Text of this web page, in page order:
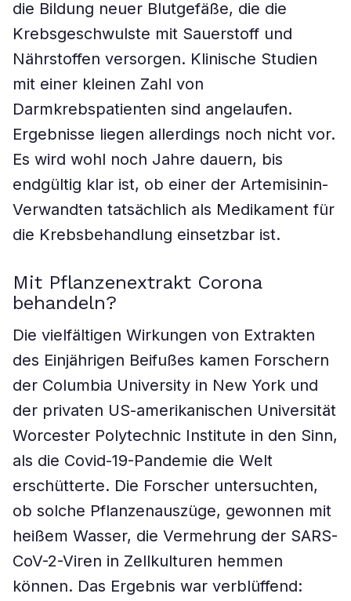
die Bildung neuer Blutgefäße, die die
Krebsgeschwulste mit Sauerstoff und
Nährstoffen versorgen. Klinische Studien
mit einer kleinen Zahl von
Darmkrebspatienten sind angelaufen.
Ergebnisse liegen allerdings noch nicht vor.
Es wird wohl noch Jahre dauern, bis
endgültig klar ist, ob einer der Artemisinin-
Verwandten tatsächlich als Medikament für
die Krebsbehandlung einsetzbar ist.
Mit Pflanzenextrakt Corona
behandeln?
Die vielfältigen Wirkungen von Extrakten
des Einjährigen Beifußes kamen Forschern
der Columbia University in New York und
der privaten US-amerikanischen Universität
Worcester Polytechnic Institute in den Sinn,
als die Covid-19-Pandemie die Welt
erschütterte. Die Forscher untersuchten,
ob solche Pflanzenauszüge, gewonnen mit
heißem Wasser, die Vermehrung der SARS-
CoV-2-Viren in Zellkulturen hemmen
können. Das Ergebnis war verblüffend: